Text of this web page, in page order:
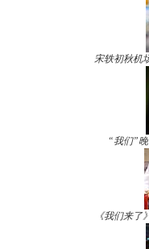
宋轶初秋机
“我们”
《我们来